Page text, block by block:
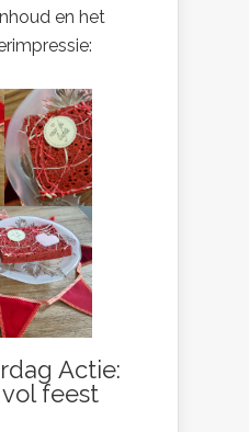
en het
Actie:
feest